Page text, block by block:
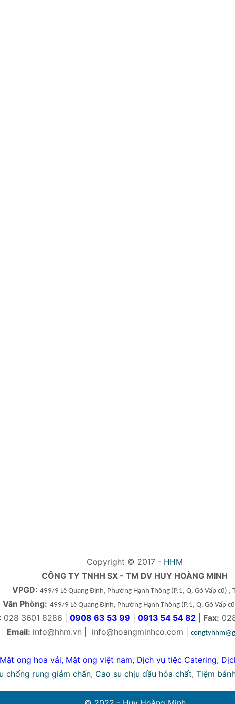
Copyright © 2017 - HHM
CÔNG TY TNHH SX - TM DV HUY HOÀNG MINH
VPGD: 499/9 Lê Quang Định, Phường Hạnh Thông (P.1, Q. Gò Vấp cũ) ,
Văn Phòng: 499/9 Lê Quang Định, Phường Hạnh Thông(P.1, Q. Gò Vấp
028 3601 8286 | 0908 63 53 99 0913 54 54 82| Fax:
Email: info@hhm.vn info@hoangminhco.com
Mật ong hoa vải, Mật ong việt nam, Dịch vụ tiệc Catering,
chống rung giảm chấn, Cao su chịu dầu hóa chất, Tiệm